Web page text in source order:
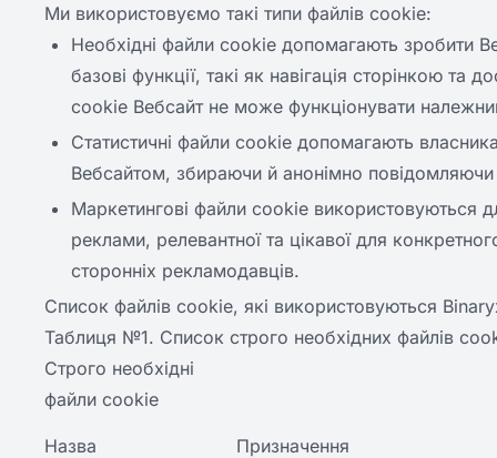
Ми використовуємо такі типи файлів cookie:
Необхідні файли cookie допомагають зробити
базові функції, такі як навігація сторінкою
cookie Вебсайт не може функціонувати
Статистичні файли cookie допомагають
Вебсайтом, збираючи й анонімно
Маркетингові файли cookie використовуються
реклами, релевантної та цікавої для
сторонніх рекламодавців.
Список файлів cookie, які використовуються
Таблиця №1. Список строго необхідних файлів
Строго необхідні
файли cookie
Назва Призначення